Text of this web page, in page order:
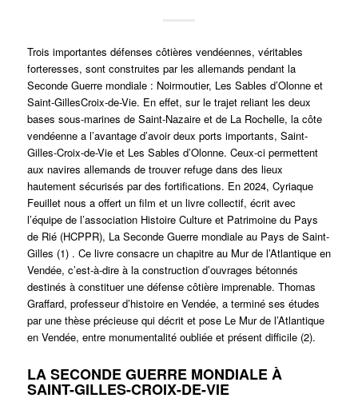
Trois importantes défenses côtières vendéennes, véritables
forteresses, sont construites par les allemands pendant la
Seconde Guerre mondiale : Noirmoutier, Les Sables d’Olonne et
Saint-GillesCroix-de-Vie. En effet, sur le trajet reliant les deux
bases sous-marines de Saint-Nazaire et de La Rochelle, la côte
vendéenne a l’avantage d’avoir deux ports importants, Saint-
Gilles-Croix-de-Vie et Les Sables d’Olonne. Ceux-ci permettent
aux navires allemands de trouver refuge dans des lieux
hautement sécurisés par des fortifications. En 2024, Cyriaque
Feuillet nous a offert un film et un livre collectif, écrit avec
l’équipe de l’association Histoire Culture et Patrimoine du Pays
de Rié (HCPPR), La Seconde Guerre mondiale au Pays de Saint-
Gilles (1) . Ce livre consacre un chapitre au Mur de l’Atlantique en
Vendée, c’est-à-dire à la construction d’ouvrages bétonnés
destinés à constituer une défense côtière imprenable. Thomas
Graffard, professeur d’histoire en Vendée, a terminé ses études
par une thèse précieuse qui décrit et pose Le Mur de l’Atlantique
en Vendée, entre monumentalité oubliée et présent difficile (2).
LA SECONDE GUERRE MONDIALE À
SAINT-GILLES-CROIX-DE-VIE